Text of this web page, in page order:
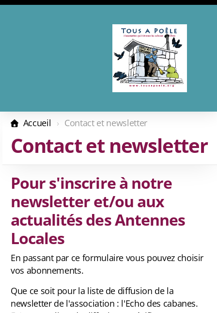
Accueil Contact et newsletter
Contact et newsletter
Pour s'inscrire à notre
newsletter et/ou aux
actualités des Antennes
Locales
En passant par ce formulaire vous pouvez choisir
vos abonnements.
Que ce soit pour la liste de diffusion de la
newsletter de l'association : l'Echo des cabanes.
Les complices
Revue de presse
Calendrier 2026
FAQ
Carte des cabanes
Bauges